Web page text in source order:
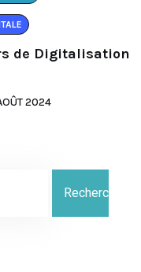
de Digitalisation
2024
Rechercher